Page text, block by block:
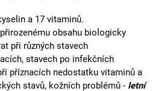
a 17 vitaminů.
obsahu biologicky
při různých stavech
stavech po infekčních
příznacích nedostatku vitaminů a
stavů, kožních problémů - letní